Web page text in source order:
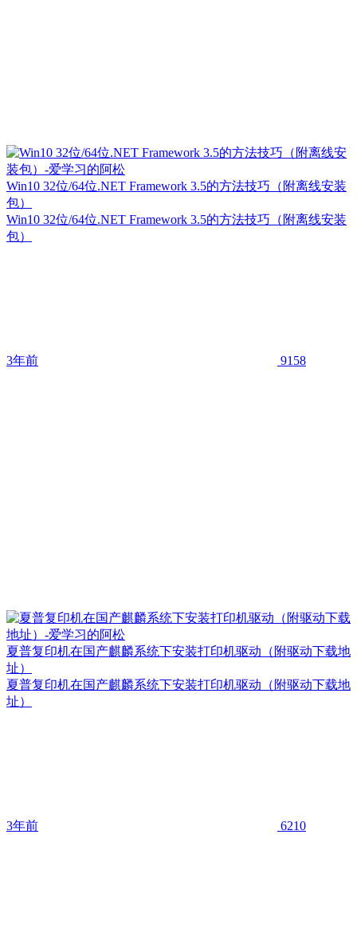
Win10 32位/64位.NET Framework 3.5的方法技巧（附离线安装
包）
Win10 32位/64位.NET Framework 3.5的方法技巧（附离线安装
包）
3年前 9158
夏普复印机在国产麒麟系统下安装打印机驱动（附驱动下载地
址）
夏普复印机在国产麒麟系统下安装打印机驱动（附驱动下载地
址）
3年前 6210